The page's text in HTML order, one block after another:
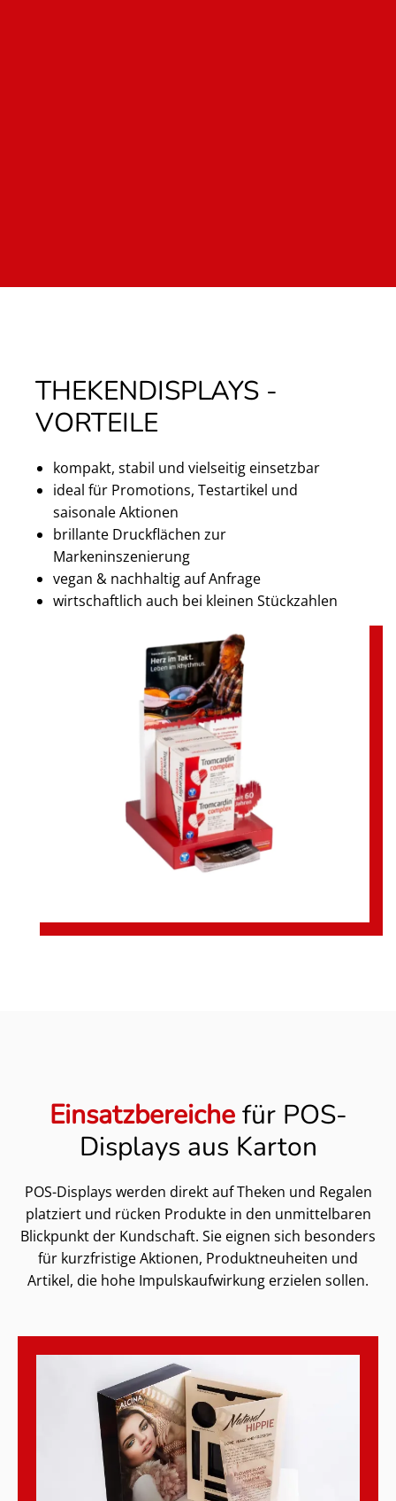
THEKENDISPLAYS -
VORTEILE
kompakt, stabil und vielseitig einsetzbar
ideal für Promotions, Testartikel und
saisonale Aktionen
brillante Druckflächen zur
Markeninszenierung
vegan & nachhaltig auf Anfrage
wirtschaftlich auch bei kleinen Stückzahlen
Einsatzbereichefür POS-
Displays aus Karton
POS-Displays werden direkt auf Theken und Regalen
platziert und rücken Produkte in den unmittelbaren
Blickpunkt der Kundschaft. Sie eignen sich besonders
für kurzfristige Aktionen, Produktneuheiten und
Artikel, die hohe Impulskaufwirkung erzielen sollen.